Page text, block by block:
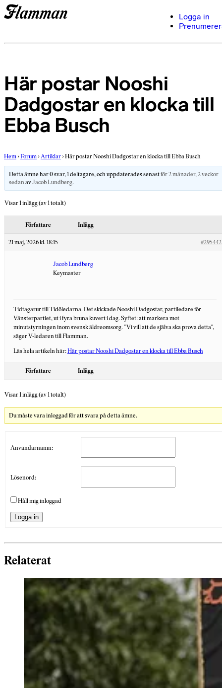
Logga in
Här postar Nooshi
Dadgostar en klocka till
Ebba Busch
Hem ›Forum ›Artiklar ›Här postar Nooshi Dadgostar en klocka till Ebba Busch
Detta ämne har 0 svar, 1 deltagare, och uppdaterades senastför 2 månader, 2 veckor
sedanavJacob Lundberg.
Visar 1 inlägg (av 1 totalt)
Författare Inlägg
21 maj, 2026 kl. 18:15 #295442
Jacob Lundberg
Keymaster
Tidtagarur till Tidöledarna. Det skickade Nooshi Dadgostar, partiledare för
Vänsterpartiet, ut i fyra bruna kuvert i dag. Syftet: att markera mot
minutstyrningen inom svensk äldreomsorg. ”Vi vill att de själva ska prova detta”,
säger V-ledaren till Flamman.
Läs hela artikeln här:Här postar Nooshi Dadgostar en klocka till Ebba Busch
Författare Inlägg
Visar 1 inlägg (av 1 totalt)
Du måste vara inloggad för att svara på detta ämne.
Användarnamn:
Lösenord:
Håll mig inloggad
Logga in
Relaterat